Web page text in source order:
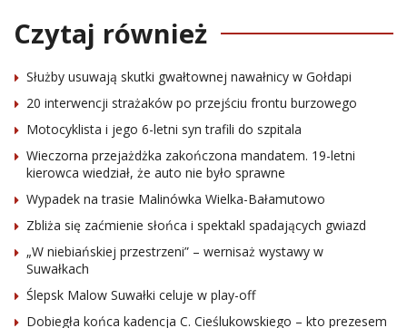
Czytaj również
Służby usuwają skutki gwałtownej nawałnicy w Gołdapi
20 interwencji strażaków po przejściu frontu burzowego
Motocyklista i jego 6-letni syn trafili do szpitala
Wieczorna przejażdżka zakończona mandatem. 19-letni
kierowca wiedział, że auto nie było sprawne
Wypadek na trasie Malinówka Wielka-Bałamutowo
Zbliża się zaćmienie słońca i spektakl spadających gwiazd
„W niebiańskiej przestrzeni” – wernisaż wystawy w
Suwałkach
Ślepsk Malow Suwałki celuje w play-off
Dobiegła końca kadencja C. Cieślukowskiego – kto prezesem